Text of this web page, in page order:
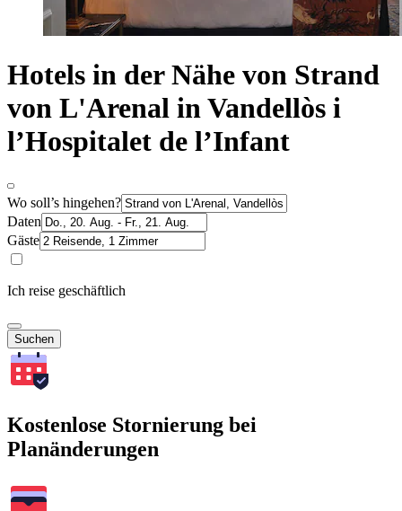
Hotels in der Nähe von Strand
von L'Arenal in Vandellòs i
l’Hospitalet de l’Infant
Wo soll’s hingehen?
Daten
Gäste
Ich reise geschäftlich
Suchen
Kostenlose Stornierung bei
Planänderungen